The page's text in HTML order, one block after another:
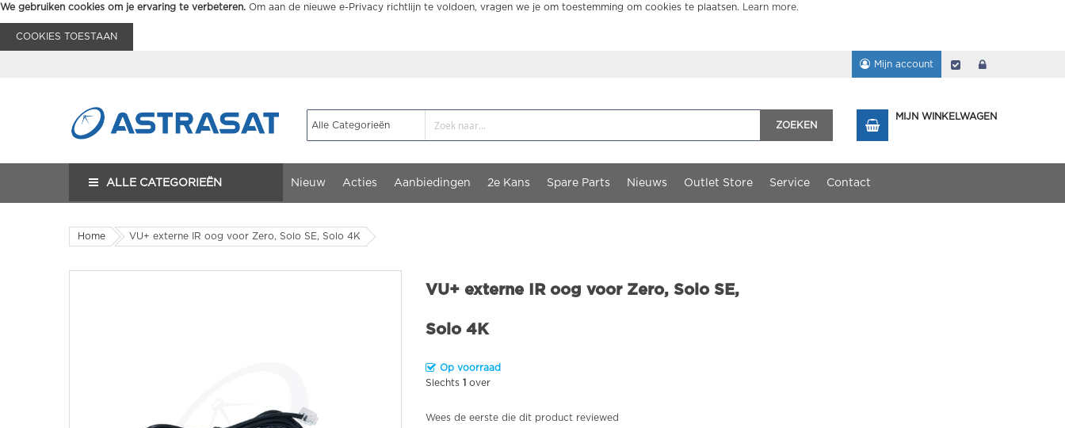
We gebruiken cookies om je ervaring te verbeteren. Om aan de nieuwe e-Privacy richtlijn te voldoen, vragen we je om toestemming om cookies te plaatsen. Learn more.
COOKIES TOESTAAN
Mijn account Afrekenen
ZOEKEN
MIJN WINKELWAGEN
ALLE CATEGORIEËN Nieuw Acties Aanbiedingen 2e Kans Spare Parts Nieuws Outlet Store Service Contact
Home VU+ externe IR oog voor Zero, Solo SE, Solo 4K
VU+ externe IR oog voor Zero, Solo SE,
Solo 4K
Op voorraad
Slechts 1 over
Wees de eerste die dit product reviewed